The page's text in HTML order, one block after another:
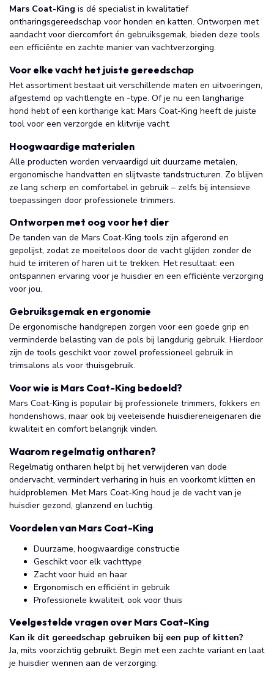
Mars Coat-King is dé specialist in kwalitatief
ontharingsgereedschap voor honden en katten. Ontworpen met
aandacht voor diercomfort én gebruiksgemak, bieden deze tools
een efficiënte en zachte manier van vachtverzorging.
Voor elke vacht het juiste gereedschap
Het assortiment bestaat uit verschillende maten en uitvoeringen,
afgestemd op vachtlengte en -type. Of je nu een langharige
hond hebt of een kortharige kat: Mars Coat-King heeft de juiste
tool voor een verzorgde en klitvrije vacht.
Hoogwaardige materialen
Alle producten worden vervaardigd uit duurzame metalen,
ergonomische handvatten en slijtvaste tandstructuren. Zo blijven
ze lang scherp en comfortabel in gebruik – zelfs bij intensieve
toepassingen door professionele trimmers.
Ontworpen met oog voor het dier
De tanden van de Mars Coat-King tools zijn afgerond en
gepolijst, zodat ze moeiteloos door de vacht glijden zonder de
huid te irriteren of haren uit te trekken. Het resultaat: een
ontspannen ervaring voor je huisdier en een efficiënte verzorging
voor jou.
Gebruiksgemak en ergonomie
De ergonomische handgrepen zorgen voor een goede grip en
verminderde belasting van de pols bij langdurig gebruik. Hierdoor
zijn de tools geschikt voor zowel professioneel gebruik in
trimsalons als voor thuisgebruik.
Voor wie is Mars Coat-King bedoeld?
Mars Coat-King is populair bij professionele trimmers, fokkers en
hondenshows, maar ook bij veeleisende huisdiereneigenaren die
kwaliteit en comfort belangrijk vinden.
Waarom regelmatig ontharen?
Regelmatig ontharen helpt bij het verwijderen van dode
ondervacht, vermindert verharing in huis en voorkomt klitten en
huidproblemen. Met Mars Coat-King houd je de vacht van je
huisdier gezond, glanzend en luchtig.
Voordelen van Mars Coat-King
Duurzame, hoogwaardige constructie
Geschikt voor elk vachttype
Zacht voor huid en haar
Ergonomisch en efficiënt in gebruik
Professionele kwaliteit, ook voor thuis
Veelgestelde vragen over Mars Coat-King
Kan ik dit gereedschap gebruiken bij een pup of kitten?
Ja, mits voorzichtig gebruikt. Begin met een zachte variant en laat
je huisdier wennen aan de verzorging.